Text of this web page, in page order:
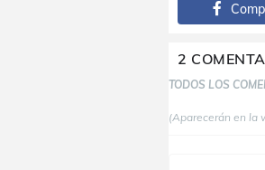
2
TODOS LOS
(Aparecerán en la